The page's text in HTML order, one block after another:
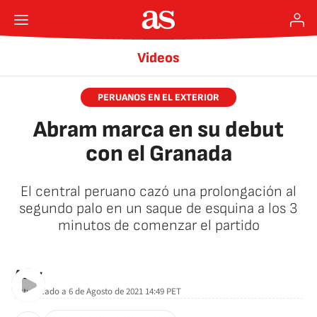
Videos
PERUANOS EN EL EXTERIOR
Abram marca en su debut
con el Granada
El central peruano cazó una prolongación al
segundo palo en un saque de esquina a los 3
minutos de comenzar el partido
AStv
Actualizado a 6 de Agosto de 2021 14:49 PET